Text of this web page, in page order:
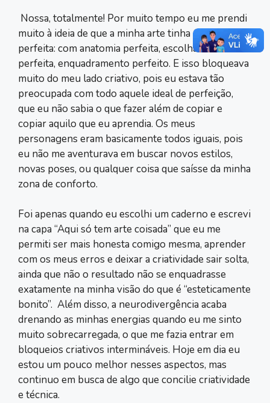
Nossa, totalmente! Por muito tempo eu me prendi
muito à ideia de que a minha arte tinha que ser
perfeita: com anatomia perfeita, escolha de cores
perfeita, enquadramento perfeito. E isso bloqueava
muito do meu lado criativo, pois eu estava tão
preocupada com todo aquele ideal de perfeição,
que eu não sabia o que fazer além de copiar e
copiar aquilo que eu aprendia. Os meus
personagens eram basicamente todos iguais, pois
eu não me aventurava em buscar novos estilos,
novas poses, ou qualquer coisa que saísse da minha
zona de conforto.
Foi apenas quando eu escolhi um caderno e escrevi
na capa “Aqui só tem arte coisada” que eu me
permiti ser mais honesta comigo mesma, aprender
com os meus erros e deixar a criatividade sair solta,
ainda que não o resultado não se enquadrasse
exatamente na minha visão do que é “esteticamente
bonito”. Além disso, a neurodivergência acaba
drenando as minhas energias quando eu me sinto
muito sobrecarregada, o que me fazia entrar em
bloqueios criativos intermináveis. Hoje em dia eu
estou um pouco melhor nesses aspectos, mas
continuo em busca de algo que concilie criatividade
e técnica.